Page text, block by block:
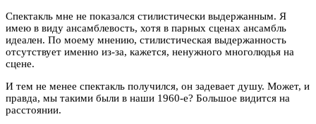
Спектакль мне не показался стилистически выдержанным. Я
имею в виду ансамблевость, хотя в парных сценах ансамбль
идеален. По моему мнению, стилистическая выдержанность
отсутствует именно из-за, кажется, ненужного многолюдья на
сцене.
И тем не менее спектакль получился, он задевает душу. Может, и
правда, мы такими были в наши 1960-е? Большое видится на
расстоянии.